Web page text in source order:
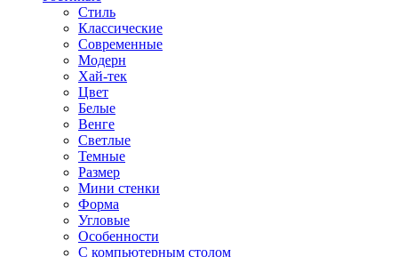
Стиль
Классические
Современные
Модерн
Хай-тек
Цвет
Белые
Венге
Светлые
Темные
Размер
Мини стенки
Форма
Угловые
Особенности
С компьютерным столом